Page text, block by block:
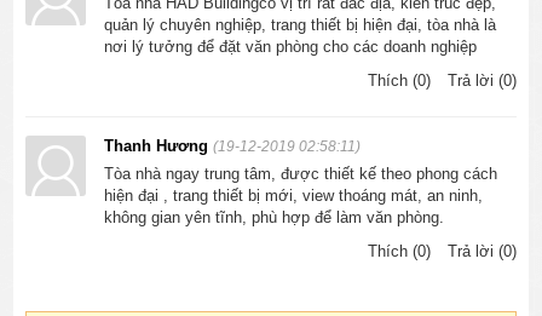
quản lý chuyên nghiệp, trang thiết bị hiện đại, tòa nhà là
nơi lý tưởng để đặt văn phòng cho các doanh nghiệp
Thích (0)
Trả lời (0)
Thanh Hương(19-12-2019 02:58:11)
Tòa nhà ngay trung tâm, được thiết kế theo phong cách
hiện đại , trang thiết bị mới, view thoáng mát, an ninh,
không gian yên tĩnh, phù hợp để làm văn phòng.
Thích (0)
Trả lời (0)